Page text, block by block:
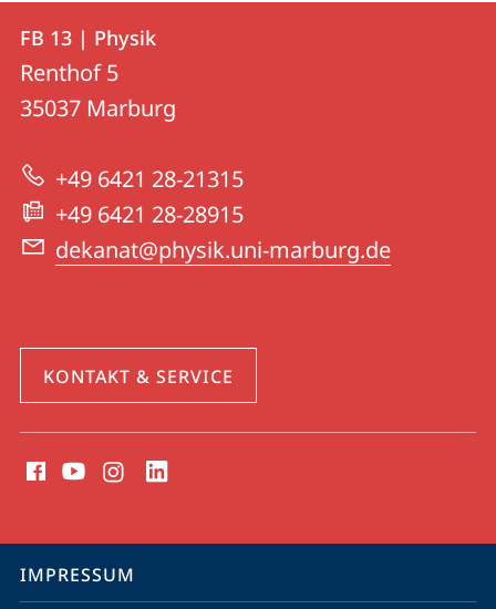
Kontakt
und
Informationen
zur
Website
Kontaktinformationen
FB
13
|
Physik
FB 13 | Physik
Renthof 5
35037 Marburg
+49 6421 28-21315
+49 6421 28-28915
dekanat@physik.uni-marburg.de
KONTAKT & SERVICE
Media
Service-
IMPRESSUM